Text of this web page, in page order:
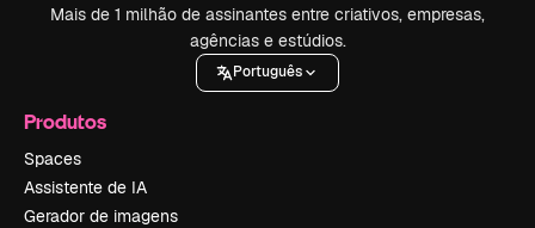
Mais de 1 milhão de assinantes entre criativos, empresas,
agências e estúdios.
Português
Produtos
Spaces
Assistente de IA
Gerador de imagens